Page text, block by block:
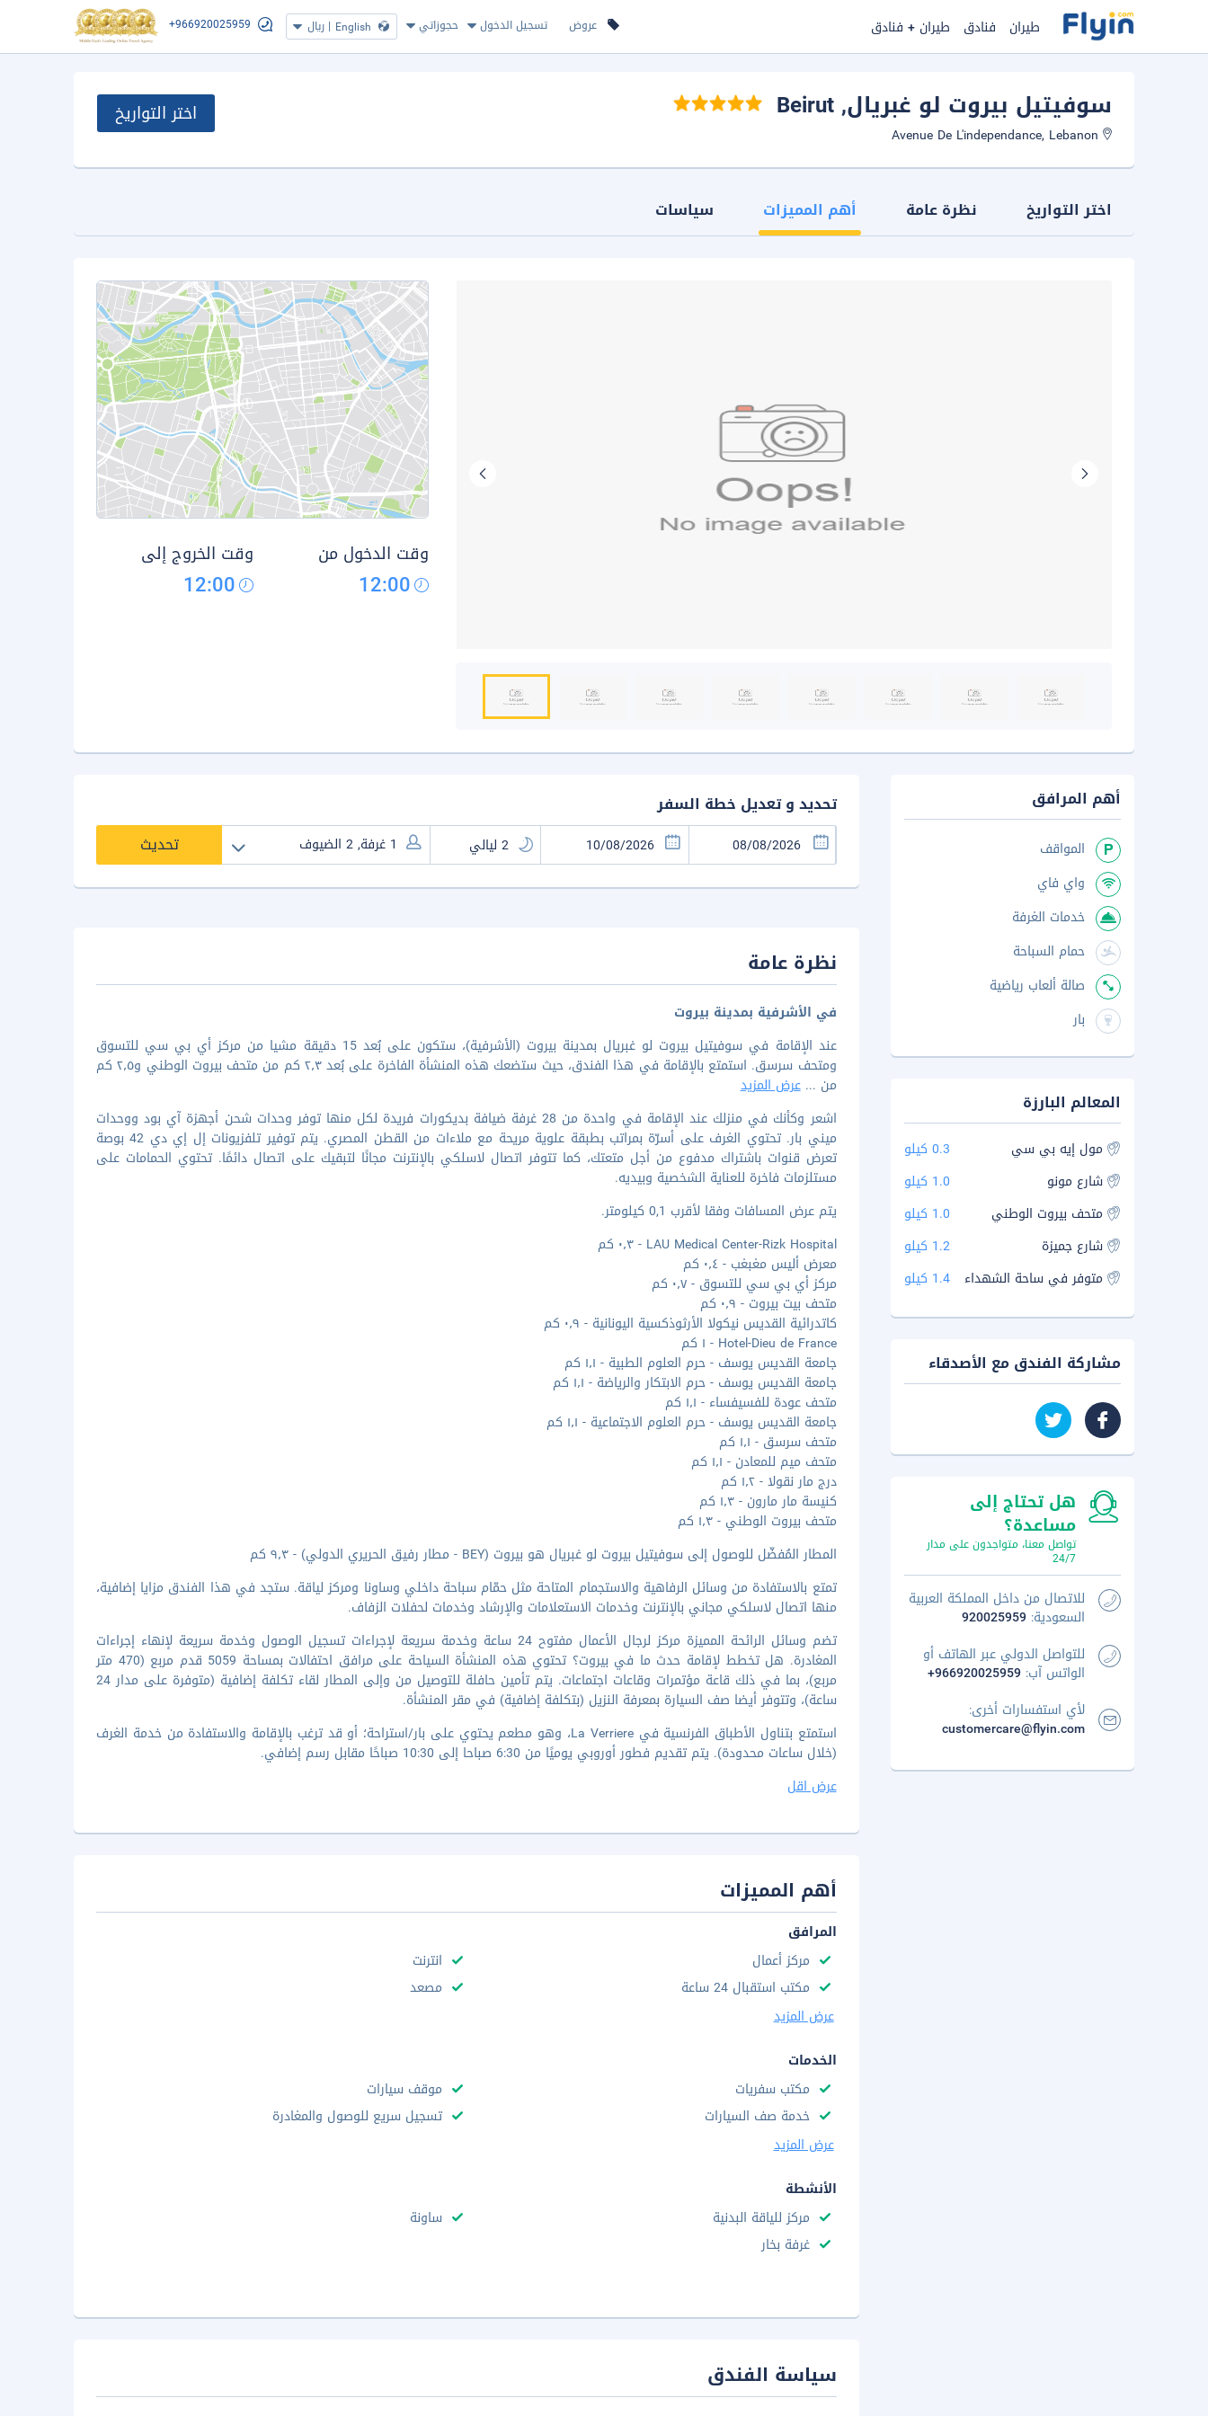
عروض تسجيل الدخول حجوزاتي English
| ريال +966920025959 طيران فنادق طيران + فنادق
سوفيتيل بيروت لو غبريال, Beirut اختر التواريخ
اختر التواريخ نظرة عامة أهم المميزات سياسات
وقت الدخول من
12:00
وقت الخروج إلى
12:00
تحديد و تعديل خطة السفر
تحديث
نظرة عامة
في الأشرفية بمدينة بيروت
عند الإقامة في سوفيتيل بيروت لو غبريال بمدينة بيروت (الأشرفية)، ستكون على بُعد 15 دقيقة مشيا من مركز أي بي سي للتسوق
ومتحف سرسق. استمتع بالإقامة في هذا الفندق، حيث ستضعك هذه المنشأة الفاخرة على بُعد ٢٫٣ كم من متحف بيروت الوطني و٢٫٥ كم
من ...عرض المزيد
اشعر وكأنك في منزلك عند الإقامة في واحدة من 28 غرفة ضيافة بديكورات فريدة لكل منها توفر وحدات شحن أجهزة آي بود ووحدات
ميني بار. تحتوي الغرف على أسرّة بمراتب بطبقة علوية مريحة مع ملاءات من القطن المصري. يتم توفير تلفزيونات إل إي دي 42 بوصة
تعرض قنوات باشتراك مدفوع من أجل متعتك، كما تتوفر اتصال لاسلكي بالإنترنت مجانًا لتبقيك على اتصال دائمًا. تحتوي الحمامات على
مستلزمات فاخرة للعناية الشخصية وبيديه.
يتم عرض المسافات وفقا لأقرب 0,1 كيلومتر.
LAU Medical Center-Rizk Hospital - ٠٫٣ كم
معرض أليس مغبغب - ٠٫٤ كم
مركز أي بي سي للتسوق - ٠٫٧ كم
متحف بيت بيروت - ٠٫٩ كم
كاتدرائية القديس نيكولا الأرثوذكسية اليونانية - ٠٫٩ كم
Hotel-Dieu de France - ١ كم
جامعة القديس يوسف - حرم العلوم الطبية - ١٫١ كم
جامعة القديس يوسف - حرم الابتكار والرياضة - ١٫١ كم
متحف عودة للفسيفساء - ١٫١ كم
جامعة القديس يوسف - حرم العلوم الاجتماعية - ١٫١ كم
متحف سرسق - ١٫١ كم
متحف ميم للمعادن - ١٫١ كم
درج مار نقولا - ١٫٢ كم
كنيسة مار مارون - ١٫٣ كم
متحف بيروت الوطني - ١٫٣ كم
المطار المُفضّل للوصول إلى سوفيتيل بيروت لو غبريال هو بيروت (BEY - مطار رفيق الحريري الدولي) - ٩٫٣ كم
تمتع بالاستفادة من وسائل الرفاهية والاستجمام المتاحة مثل حمّام سباحة داخلي وساونا ومركز لياقة. ستجد في هذا الفندق مزايا إضافية،
منها اتصال لاسلكي مجاني بالإنترنت وخدمات الاستعلامات والإرشاد وخدمات لحفلات الزفاف.
تضم وسائل الرائحة المميزة مركز لرجال الأعمال مفتوح 24 ساعة وخدمة سريعة لإجراءات تسجيل الوصول وخدمة سريعة لإنهاء إجراءات
المغادرة. هل تخطط لإقامة حدث ما في بيروت؟ تحتوي هذه المنشأة السياحة على مرافق احتفالات بمساحة 5059 قدم مربع (470 متر
مربع)، بما في ذلك قاعة مؤتمرات وقاعات اجتماعات. يتم تأمين حافلة للتوصيل من وإلى المطار لقاء تكلفة إضافية (متوفرة على مدار 24
ساعة)، وتتوفر أيضا صف السيارة بمعرفة النزيل (بتكلفة إضافية) في مقر المنشأة.
استمتع بتناول الأطباق الفرنسية في La Verriere، وهو مطعم يحتوي على بار/استراحة؛ أو قد ترغب بالإقامة والاستفادة من خدمة الغرف
(خلال ساعات محدودة). يتم تقديم فطور أوروبي يوميًا من 6:30 صباحا إلى 10:30 صباحًا مقابل رسم إضافي.
عرض اقل
أهم المميزات
المرافق
مركز أعمال
انترنت
مكتب استقبال 24 ساعة
مصعد
عرض المزيد
الخدمات
مكتب سفريات
موقف سيارات
خدمة صف السيارات
تسجيل سريع للوصول والمغادرة
عرض المزيد
الأنشطة
مركز للياقة البدنية
ساونة
غرفة بخار
سياسة الفندق
أهم المرافق
المواقف
واي فاي
خدمات الغرفة
حمام السباحة
صالة ألعاب رياضية
بار
المعالم البارزة
مول إيه بي سي
0.3 كيلو
شارع مونو
1.0 كيلو
متحف بيروت الوطني
1.0 كيلو
شارع جميزة
1.2 كيلو
متوفر في ساحة الشهداء
1.4 كيلو
مشاركة الفندق مع الأصدقاء
هل تحتاج إلى
مساعدة؟
تواصل معنا، متواجدون على مدار
24/7
للاتصال من داخل المملكة العربية
السعودية: 920025959
للتواصل الدولي عبر الهاتف أو
الواتس آب: +966920025959
لأي استفسارات أخرى:
customercare@flyin.com